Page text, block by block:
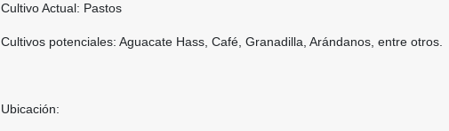
Cultivo Actual: Pastos
Cultivos potenciales: Aguacate Hass, Café, Granadilla, Arándanos, entre otros.
Ubicación: